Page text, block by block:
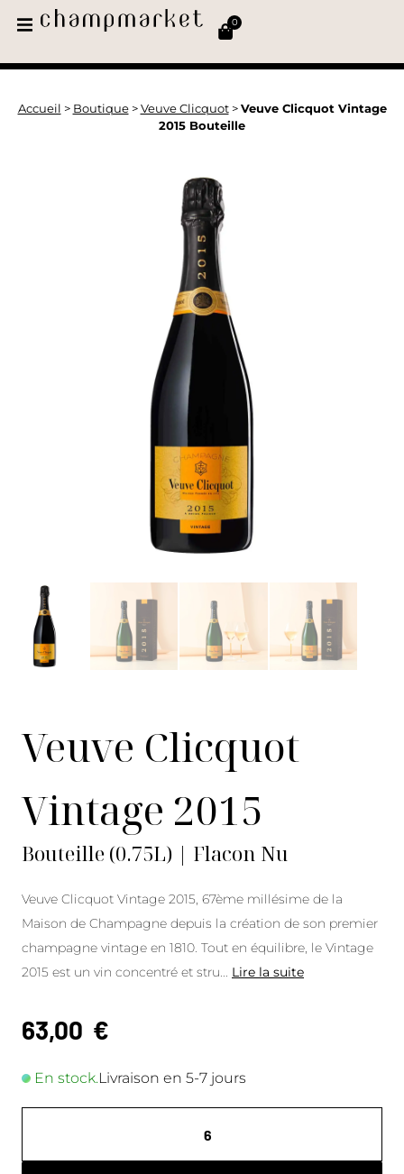
0
Accueil > Boutique> Veuve Clicquot> Veuve Clicquot Vintage
2015 Bouteille
Veuve Clicquot
Vintage 2015
Bouteille (0.75L) | Flacon Nu
Veuve Clicquot Vintage 2015, 67ème millésime de la
Maison de Champagne depuis la création de son premier
champagne vintage en 1810. Tout en équilibre, le Vintage
2015 est un vin concentré et stru
Lire la suite
63,00 €
En stock.Livraison en 5-7 jours